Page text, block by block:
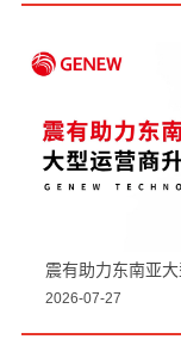
震有助力东南亚大
2026-07-27